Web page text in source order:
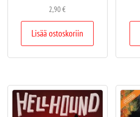
2,90€
Lisää ostoskoriin